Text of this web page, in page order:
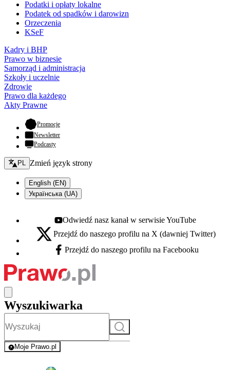
Podatki i opłaty lokalne
Podatek od spadków i darowizn
Orzeczenia
KSeF
Kadry i BHP
Prawo w biznesie
Samorząd i administracja
Szkoły i uczelnie
Zdrowie
Prawo dla każdego
Akty Prawne
Promocje- otwiera się w nowej karcie
Newsletter
Podcasty
Zmień język - bieżący:
PL Zmień język strony
English (EN)
Українська (UA)
Youtube - otwiera się w nowej karcie
Odwiedź nasz kanał w serwisie YouTube
X - otwiera się w nowej karcie
Przejdź do naszego profilu na X (dawniej Twitter)
Facebook - otwiera się w nowej karcie
Przejdź do naszego profilu na Facebooku
Wyszukiwarka
Szukaj
Moje Prawo.pl
- rejestracja i logowanie do serwisu